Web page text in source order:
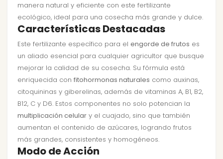
manera natural y eficiente con este fertilizante
ecológico, ideal para una cosecha más grande y dulce.
Características Destacadas
Este fertilizante específico para el engorde de frutos es
un aliado esencial para cualquier agricultor que busque
mejorar la calidad de su cosecha. Su fórmula está
enriquecida con fitohormonas naturales como auxinas,
citoquininas y giberelinas, además de vitaminas A, B1, B2,
B12, C y D6. Estos componentes no solo potencian la
multiplicación celular y el cuajado, sino que también
aumentan el contenido de azúcares, logrando frutos
más grandes, consistentes y homogéneos.
Modo de Acción